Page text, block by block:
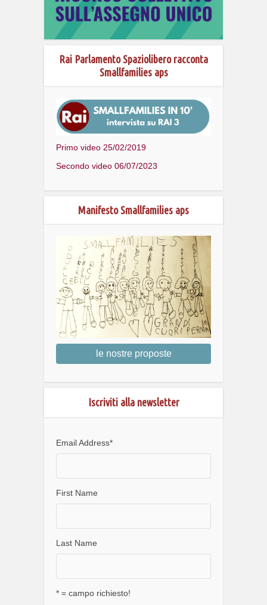
Rai Parlamento Spaziolibero racconta
Smallfamilies aps
Primo video 25/02/2019
Secondo video 06/07/2023
Manifesto Smallfamilies aps
le nostre proposte
Iscriviti alla newsletter
Email Address*
First Name
Last Name
* = campo richiesto!